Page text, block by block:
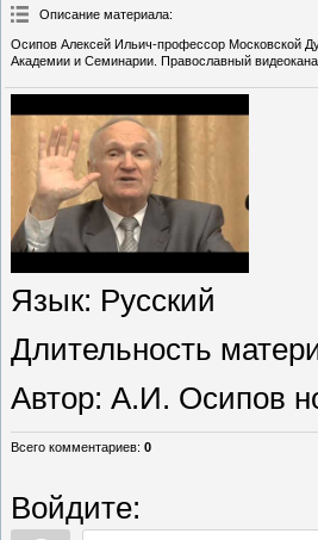
Описание материала:
Осипов Алексей Ильич-профессор Московской
Академии и Семинарии. Православный
Язык: Русский
Длительность
Автор: А.И. Осипов
Всего комментариев: 0
Войдите: